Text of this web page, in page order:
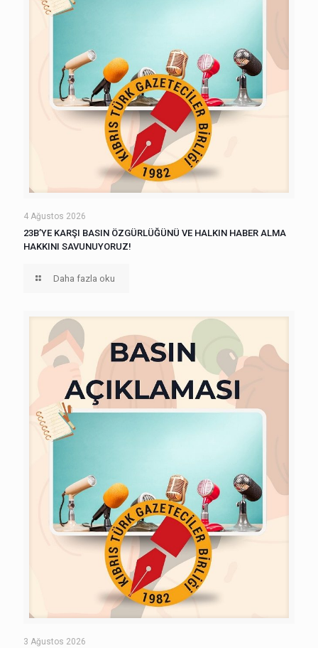
4 Ağustos 2026
23B’YE KARŞI BASIN ÖZGÜRLÜĞÜNÜ VE HALKIN HABER ALMA
HAKKINI SAVUNUYORUZ!
Daha fazla oku
3 Ağustos 2026